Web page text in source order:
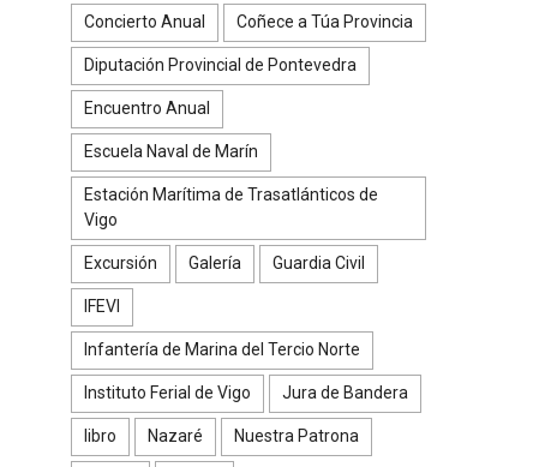
Concierto Anual Coñece a Túa Provincia
Diputación Provincial de Pontevedra
Encuentro Anual
Escuela Naval de Marín
Estación Marítima de Trasatlánticos de
Vigo
Excursión Galería Guardia Civil
IFEVI
Infantería de Marina del Tercio Norte
Instituto Ferial de Vigo Jura de Bandera
libro Nazaré Nuestra Patrona